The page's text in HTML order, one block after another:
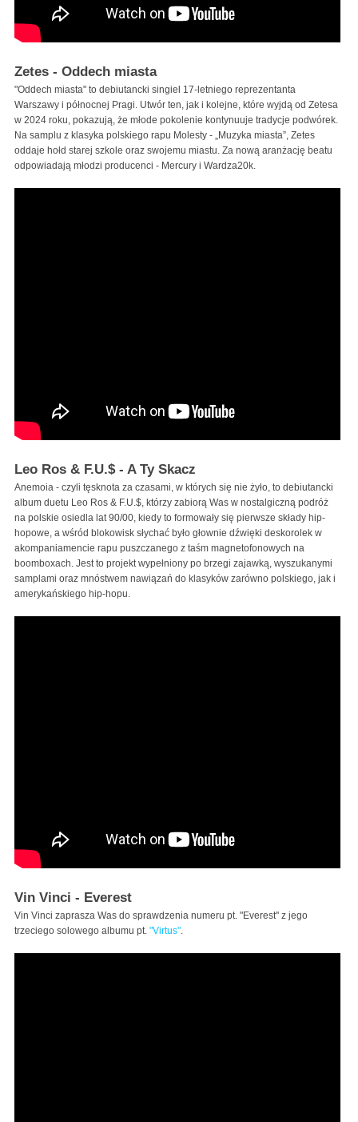
Zetes - Oddech miasta
"Oddech miasta" to debiutancki singiel 17-letniego reprezentanta
Warszawy i północnej Pragi. Utwór ten, jak i kolejne, które wyjdą od Zetesa
w 2024 roku, pokazują, że młode pokolenie kontynuuje tradycje podwórek.
Na samplu z klasyka polskiego rapu Molesty - „Muzyka miasta”, Zetes
oddaje hołd starej szkole oraz swojemu miastu. Za nową aranżację beatu
odpowiadają młodzi producenci - Mercury i Wardza20k.
Leo Ros & F.U.$ - A Ty Skacz
Anemoia - czyli tęsknota za czasami, w których się nie żyło, to debiutancki
album duetu Leo Ros & F.U.$, którzy zabiorą Was w nostalgiczną podróż
na polskie osiedla lat 90/00, kiedy to formowały się pierwsze składy hip-
hopowe, a wśród blokowisk słychać było głownie dźwięki deskorolek w
akompaniamencie rapu puszczanego z taśm magnetofonowych na
boomboxach. Jest to projekt wypełniony po brzegi zajawką, wyszukanymi
samplami oraz mnóstwem nawiązań do klasyków zarówno polskiego, jak i
amerykańskiego hip-hopu.
Vin Vinci - Everest
Vin Vinci zaprasza Was do sprawdzenia numeru pt. "Everest'' z jego
trzeciego solowego albumu pt. "Virtus".